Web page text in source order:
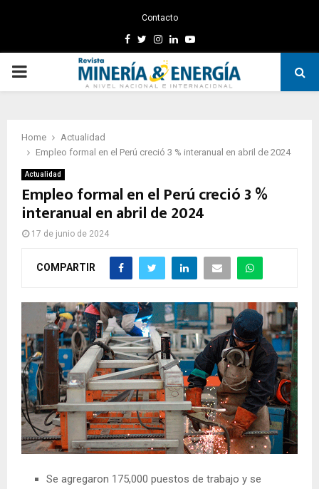
Contacto
Facebook
TwitterInstagram
LinkedinYoutube
PRIMARY
Home
Actualidad
Empleo formal en el Perú creció 3 % interanual en abril de 2024
Actualidad
Empleo formal en el Perú creció 3 %
interanual en abril de 2024
17 de junio de 2024
COMPARTIR
Se agregaron 175,000 puestos de trabajo y se